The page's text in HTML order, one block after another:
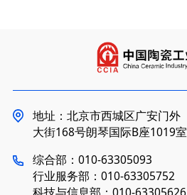
地址：北京市西城区广安门外
大街168号朗琴国际B座1019室
综合部：010-63305093
行业服务部：010-63305752
科技与信息部：010-63305626